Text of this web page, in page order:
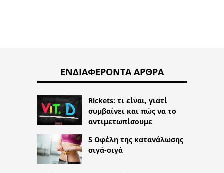
ΕΝΔΙΑΦΈΡΟΝΤΑ ΆΡΘΡΑ
Rickets: τι είναι, γιατί
συμβαίνει και πώς να το
αντιμετωπίσουμε
5 Οφέλη της κατανάλωσης
σιγά-σιγά